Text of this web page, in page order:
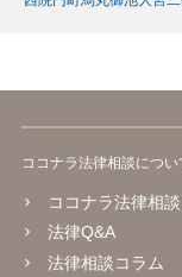
ココナラ法律相談につい
ココナラ法律相
法律Q&A
法律相談コラム